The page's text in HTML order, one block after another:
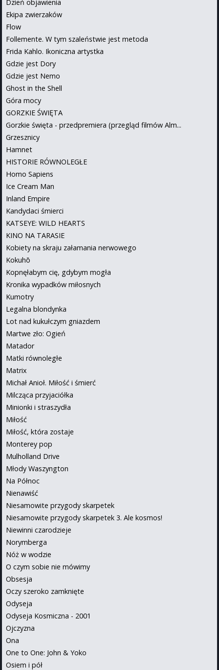
Dzień objawienia
Ekipa zwierzaków
Flow
Follemente. W tym szaleństwie jest metoda
Frida Kahlo. Ikoniczna artystka
Gdzie jest Dory
Gdzie jest Nemo
Ghost in the Shell
Góra mocy
GORZKIE ŚWIĘTA
Gorzkie święta - przedpremiera (przegląd filmów Alm...
Grzesznicy
Hamnet
HISTORIE RÓWNOLEGŁE
Homo Sapiens
Ice Cream Man
Inland Empire
Kandydaci śmierci
KATSEYE: WILD HEARTS
KINO NA TARASIE
Kobiety na skraju załamania nerwowego
Kokuhō
Kopnęłabym cię, gdybym mogła
Kronika wypadków miłosnych
Kumotry
Legalna blondynka
Lot nad kukułczym gniazdem
Martwe zło: Ogień
Matador
Matki równoległe
Matrix
Michał Anioł. Miłość i śmierć
Milcząca przyjaciółka
Minionki i straszydła
Miłość
Miłość, która zostaje
Monterey pop
Mulholland Drive
Młody Waszyngton
Na Północ
Nienawiść
Niesamowite przygody skarpetek
Niesamowite przygody skarpetek 3. Ale kosmos!
Niewinni czarodzieje
Norymberga
Nóż w wodzie
O czym sobie nie mówimy
Obsesja
Oczy szeroko zamknięte
Odyseja
Odyseja Kosmiczna - 2001
Ojczyzna
Ona
One to One: John & Yoko
Osiem i pół